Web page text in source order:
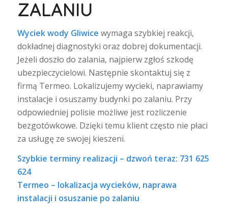
ZALANIU
Wyciek wody Gliwice wymaga szybkiej reakcji,
dokładnej diagnostyki oraz dobrej dokumentacji.
Jeżeli doszło do zalania, najpierw zgłoś szkodę
ubezpieczycielowi. Następnie skontaktuj się z
firmą Termeo. Lokalizujemy wycieki, naprawiamy
instalacje i osuszamy budynki po zalaniu. Przy
odpowiedniej polisie możliwe jest rozliczenie
bezgotówkowe. Dzięki temu klient często nie płaci
za usługę ze swojej kieszeni.
Szybkie terminy realizacji – dzwoń teraz: 731 625
624
Termeo – lokalizacja wycieków, naprawa
instalacji i osuszanie po zalaniu